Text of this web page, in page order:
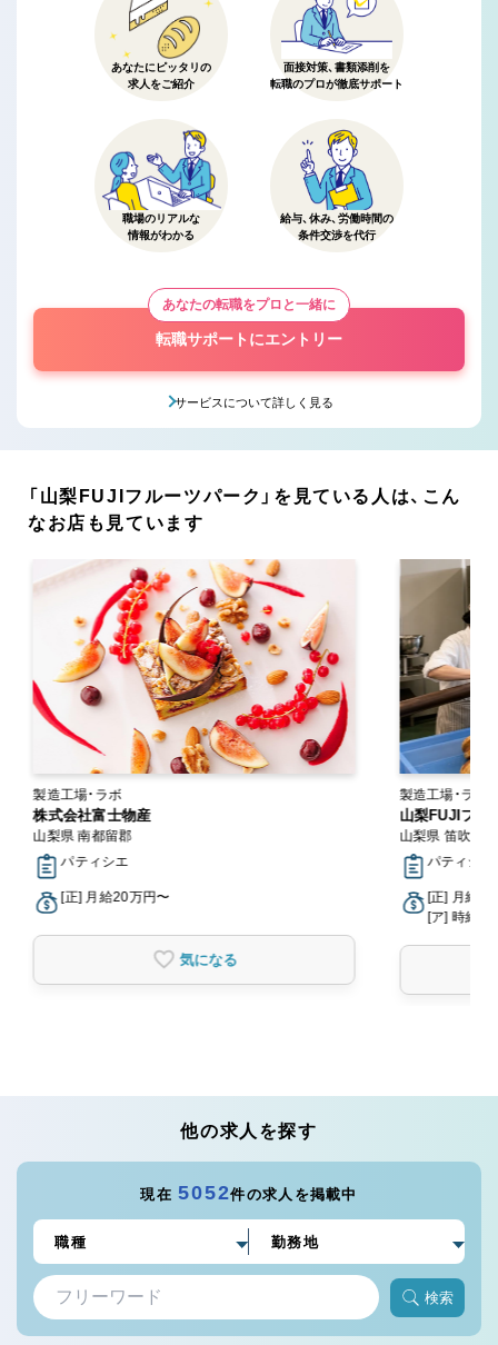
あなたにピッタリの
求人をご紹介
面接対策、書類添削を
転職のプロが徹底サポート
職場のリアルな
情報がわかる
給与、休み、労働時間の
条件交渉を代行
あなたの転職をプロと一緒に
転職サポートにエントリー
サービスについて詳しく見る
「山梨FUJIフルーツパーク」を見ている人は、こん
なお店も見ています
製造工場・ラボ
株式会社富士物産
山梨県 南都留郡
パティシエ
[正] 月給20万円〜
気になる
山梨FUJIフル
山梨県 笛吹市
パティシエ
[正] 月給
[ア] 時給
他の求人を探す
現在5052件の求人を掲載中
検索